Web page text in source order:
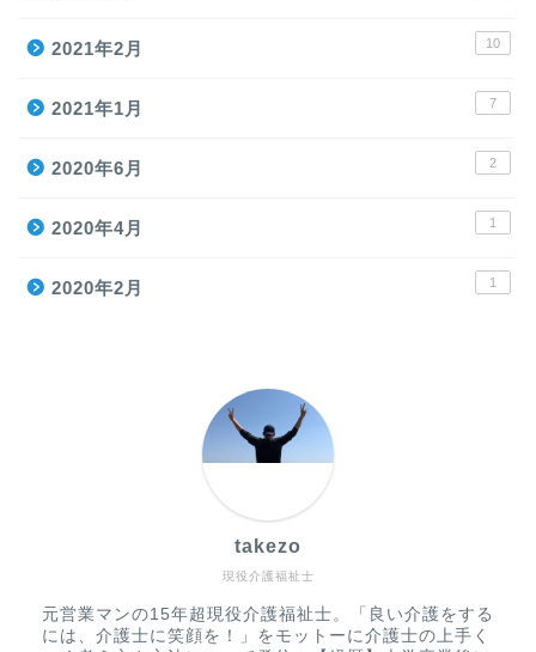
2021年2月 10
2021年1月 7
2020年6月 2
2020年4月 1
2020年2月 1
現役介護福祉士
takezo
元営業マンの15年超現役介護福祉士。「良い介護をする
には、介護士に笑顔を！」をモットーに介護士の上手く